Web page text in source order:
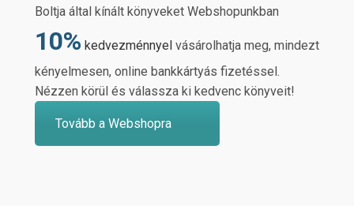
Boltja által kínált könyveket Webshopunkban
10% kedvezménnyel vásárolhatja meg, mindezt
kényelmesen, online bankkártyás fizetéssel.
Nézzen körül és válassza ki kedvenc könyveit!
Tovább a Webshopra